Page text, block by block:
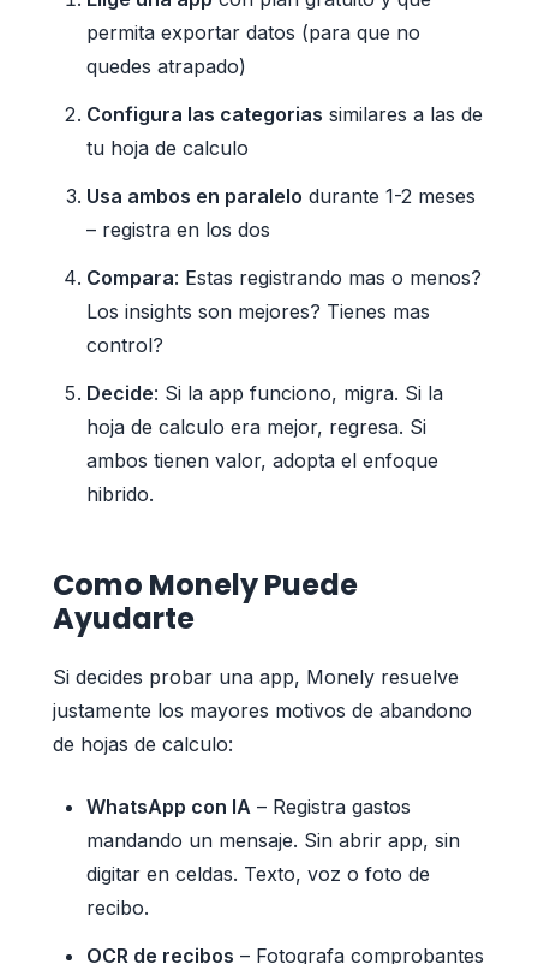
permita exportar datos (para que no
quedes atrapado)
Configura las categorias similares a las de
tu hoja de calculo
Usa ambos en paralelo durante 1-2 meses
– registra en los dos
Compara: Estas registrando mas o menos?
Los insights son mejores? Tienes mas
control?
Decide: Si la app funciono, migra. Si la
hoja de calculo era mejor, regresa. Si
ambos tienen valor, adopta el enfoque
hibrido.
Como Monely Puede
Ayudarte
Si decides probar una app, Monely resuelve
justamente los mayores motivos de abandono
de hojas de calculo:
WhatsApp con IA – Registra gastos
mandando un mensaje. Sin abrir app, sin
digitar en celdas. Texto, voz o foto de
recibo.
OCR de recibos – Fotografa comprobantes